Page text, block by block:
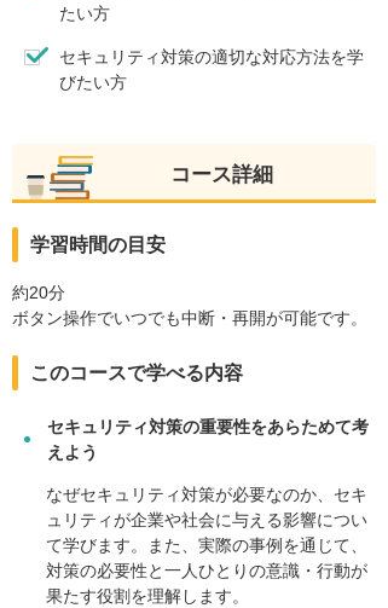
たい方
セキュリティ対策の適切な対応方法を学
びたい方
コース詳細
学習時間の目安
約20分
ボタン操作でいつでも中断・再開が可能です。
このコースで学べる内容
セキュリティ対策の重要性をあらためて考
えよう
なぜセキュリティ対策が必要なのか、セキ
ュリティが企業や社会に与える影響につい
て学びます。また、実際の事例を通じて、
対策の必要性と一人ひとりの意識・行動が
果たす役割を理解します。